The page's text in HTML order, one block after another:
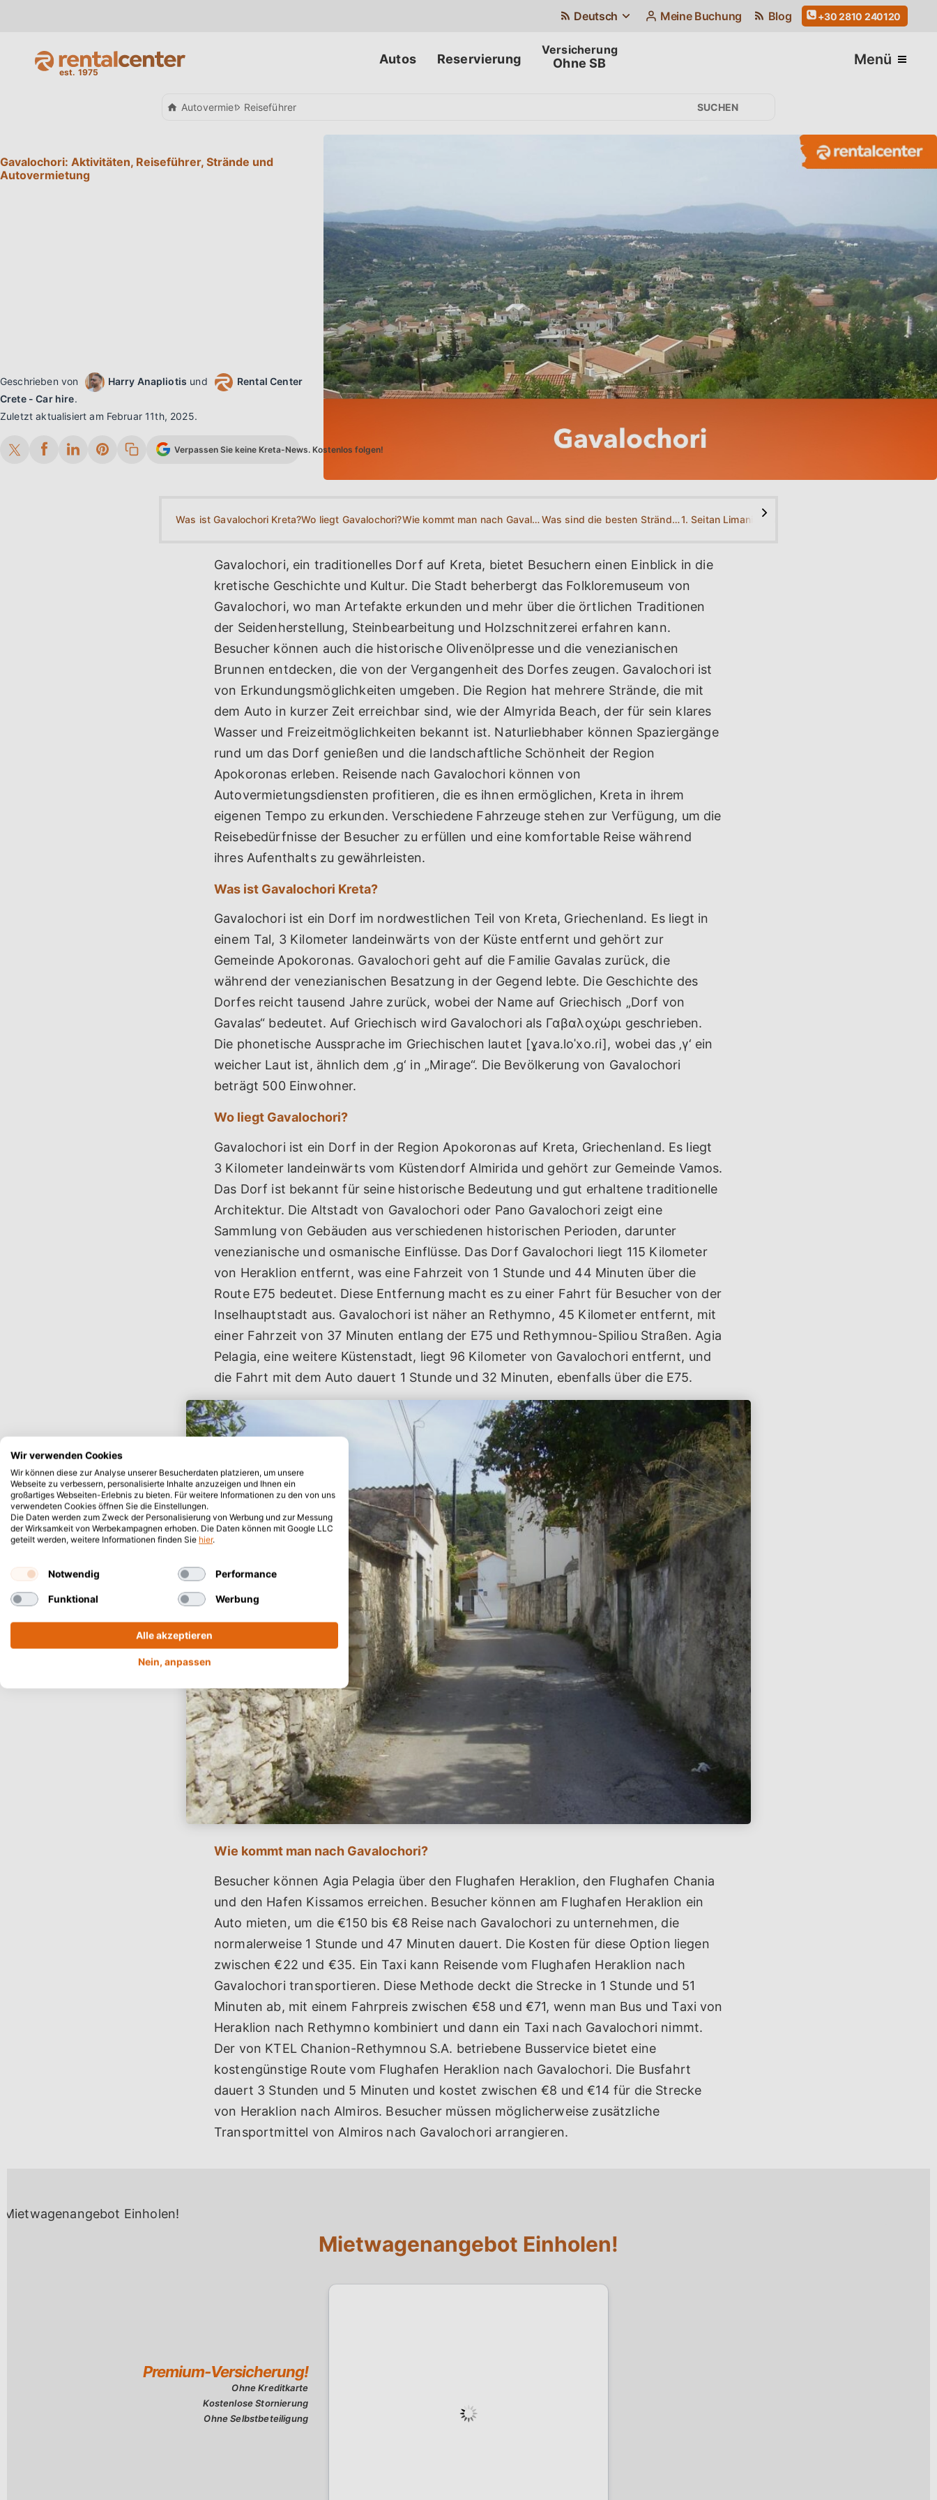
Deutsch Meine Buchung Blog +30 2810 240120
Autos Reservierung Ohne SB Menü
AutovermietungReiseführer
Gavalochori: Aktivitäten, Reiseführer, Strände und
Autovermietung
Geschrieben von Harry Anapliotis und
Rental Center
Crete - Car hire.
Zuletzt aktualisiert am Februar 11th, 2025.
Verpassen Sie keine Kreta-News. Kostenlos folgen!
Was ist Gavalochori Kreta?Wo liegt Gavalochori? Wie kommt man nach Gavalochori? Was sind die besten Strände in der Nähe von Gavalochori?1. Seitan Limania Beach
>
Gavalochori, ein traditionelles Dorf auf Kreta, bietet Besuchern einen Einblick in die
kretische Geschichte und Kultur. Die Stadt beherbergt das Folkloremuseum von
Gavalochori, wo man Artefakte erkunden und mehr über die örtlichen Traditionen
der Seidenherstellung, Steinbearbeitung und Holzschnitzerei erfahren kann.
Besucher können auch die historische Olivenölpresse und die venezianischen
Brunnen entdecken, die von der Vergangenheit des Dorfes zeugen. Gavalochori ist
von Erkundungsmöglichkeiten umgeben. Die Region hat mehrere Strände, die mit
dem Auto in kurzer Zeit erreichbar sind, wie der Almyrida Beach, der für sein klares
Wasser und Freizeitmöglichkeiten bekannt ist. Naturliebhaber können Spaziergänge
rund um das Dorf genießen und die landschaftliche Schönheit der Region
Apokoronas erleben. Reisende nach Gavalochori können von
Autovermietungsdiensten profitieren, die es ihnen ermöglichen, Kreta in ihrem
eigenen Tempo zu erkunden. Verschiedene Fahrzeuge stehen zur Verfügung, um die
Reisebedürfnisse der Besucher zu erfüllen und eine komfortable Reise während
ihres Aufenthalts zu gewährleisten.
Was ist Gavalochori Kreta?
Gavalochori ist ein Dorf im nordwestlichen Teil von Kreta, Griechenland. Es liegt in
einem Tal, 3 Kilometer landeinwärts von der Küste entfernt und gehört zur
Gemeinde Apokoronas. Gavalochori geht auf die Familie Gavalas zurück, die
während der venezianischen Besatzung in der Gegend lebte. Die Geschichte des
Dorfes reicht tausend Jahre zurück, wobei der Name auf Griechisch „Dorf von
Gavalas“ bedeutet. Auf Griechisch wird Gavalochori als Γαβαλοχώρι geschrieben.
Die phonetische Aussprache im Griechischen lautet [ɣava.loˈxo.ɾi], wobei das ‚γ‘ ein
weicher Laut ist, ähnlich dem ‚g‘ in „Mirage“. Die Bevölkerung von Gavalochori
beträgt 500 Einwohner.
Wo liegt Gavalochori?
Gavalochori ist ein Dorf in der Region Apokoronas auf Kreta, Griechenland. Es liegt
3 Kilometer landeinwärts vom Küstendorf Almirida und gehört zur Gemeinde Vamos.
Das Dorf ist bekannt für seine historische Bedeutung und gut erhaltene traditionelle
Architektur. Die Altstadt von Gavalochori oder Pano Gavalochori zeigt eine
Sammlung von Gebäuden aus verschiedenen historischen Perioden, darunter
venezianische und osmanische Einflüsse. Das Dorf Gavalochori liegt 115 Kilometer
von Heraklion entfernt, was eine Fahrzeit von 1 Stunde und 44 Minuten über die
Route E75 bedeutet. Diese Entfernung macht es zu einer Fahrt für Besucher von der
Inselhauptstadt aus. Gavalochori ist näher an Rethymno, 45 Kilometer entfernt, mit
einer Fahrzeit von 37 Minuten entlang der E75 und Rethymnou-Spiliou Straßen. Agia
Pelagia, eine weitere Küstenstadt, liegt 96 Kilometer von Gavalochori entfernt, und
die Fahrt mit dem Auto dauert 1 Stunde und 32 Minuten, ebenfalls über die E75.
Wie kommt man nach Gavalochori?
Besucher können Agia Pelagia über den Flughafen Heraklion, den Flughafen Chania
und den Hafen Kissamos erreichen. Besucher können am Flughafen Heraklion ein
Auto mieten, um die €150 bis €8 Reise nach Gavalochori zu unternehmen, die
normalerweise 1 Stunde und 47 Minuten dauert. Die Kosten für diese Option liegen
zwischen €22 und €35. Ein Taxi kann Reisende vom Flughafen Heraklion nach
Gavalochori transportieren. Diese Methode deckt die Strecke in 1 Stunde und 51
Minuten ab, mit einem Fahrpreis zwischen €58 und €71, wenn man Bus und Taxi von
Heraklion nach Rethymno kombiniert und dann ein Taxi nach Gavalochori nimmt.
Der von KTEL Chanion-Rethymnou S.A. betriebene Busservice bietet eine
kostengünstige Route vom Flughafen Heraklion nach Gavalochori. Die Busfahrt
dauert 3 Stunden und 5 Minuten und kostet zwischen €8 und €14 für die Strecke
von Heraklion nach Almiros. Besucher müssen möglicherweise zusätzliche
Transportmittel von Almiros nach Gavalochori arrangieren.
Mietwagenangebot Einholen!
Wir verwenden Cookies
Wir können diese zur Analyse unserer Besucherdaten platzieren, um unsere
Webseite zu verbessern, personalisierte Inhalte anzuzeigen und Ihnen ein
großartiges Webseiten-Erlebnis zu bieten. Für weitere Informationen zu den von uns
verwendeten Cookies öffnen Sie die Einstellungen.
Die Daten werden zum Zweck der Personalisierung von Werbung und zur Messung
der Wirksamkeit von Werbekampagnen erhoben. Die Daten können mit Google LLC
geteilt werden, weitere Informationen finden Sie hier.
Notwendig Performance
Funktional Werbung
Alle akzeptieren
Nein, anpassen